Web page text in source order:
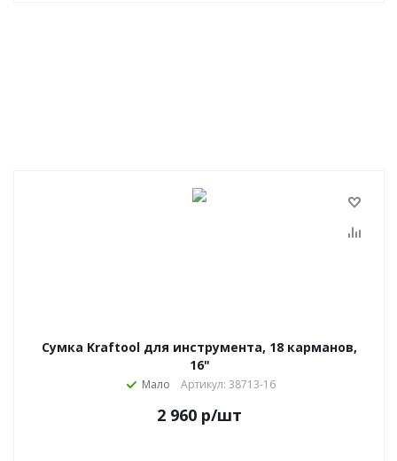
Сумка Kraftool для инструмента, 18 карманов,
16"
Мало Артикул: 38713-16
2 960 р/шт